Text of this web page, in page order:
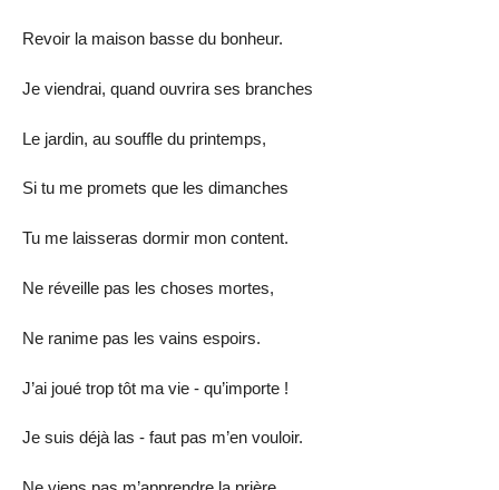
Revoir la maison basse du bonheur.
Je viendrai, quand ouvrira ses branches
Le jardin, au souffle du printemps,
Si tu me promets que les dimanches
Tu me laisseras dormir mon content.
Ne réveille pas les choses mortes,
Ne ranime pas les vains espoirs.
J’ai joué trop tôt ma vie - qu’importe !
Je suis déjà las - faut pas m’en vouloir.